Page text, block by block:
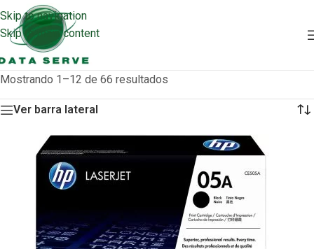
Skip to navigation
Skip to main content
Mostrando 1–12 de 66 resultados
Ver barra lateral